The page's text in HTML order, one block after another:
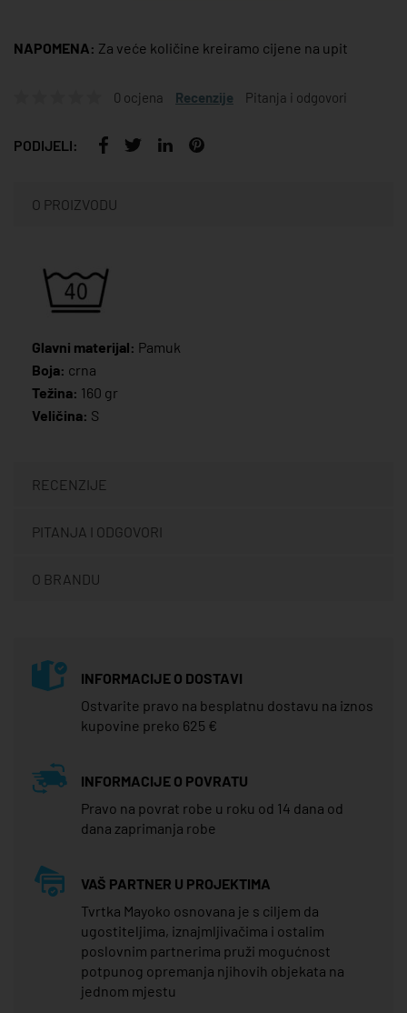
NAPOMENA: Za veće količine kreiramo cijene na upit
0 ocjena Recenzije Pitanja i odgovori
PODIJELI:
O PROIZVODU
Glavni materijal: Pamuk
Boja: crna
Težina: 160 gr
Veličina: S
RECENZIJE
PITANJA I ODGOVORI
O BRANDU
INFORMACIJE O DOSTAVI
Ostvarite pravo na besplatnu dostavu na iznos
kupovine preko 625 €
INFORMACIJE O POVRATU
Pravo na povrat robe u roku od 14 dana od
dana zaprimanja robe
VAŠ PARTNER U PROJEKTIMA
Tvrtka Mayoko osnovana je s ciljem da
ugostiteljima, iznajmljivačima i ostalim
poslovnim partnerima pruži mogućnost
potpunog opremanja njihovih objekata na
jednom mjestu